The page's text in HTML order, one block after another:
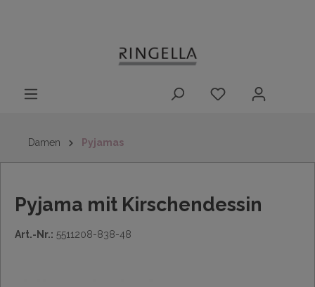
Damen Pyjamas
Pyjama mit Kirschendessin
Art.-Nr.: 5511208-838-48